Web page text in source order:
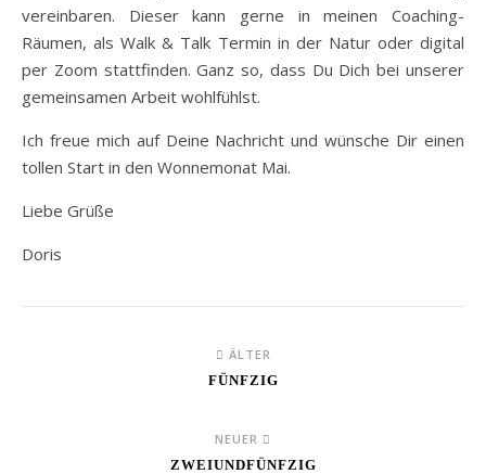
vereinbaren. Dieser kann gerne in meinen Coaching-
Räumen, als Walk & Talk Termin in der Natur oder digital
per Zoom stattfinden. Ganz so, dass Du Dich bei unserer
gemeinsamen Arbeit wohlfühlst.
Ich freue mich auf Deine Nachricht und wünsche Dir einen
tollen Start in den Wonnemonat Mai.
Liebe Grüße
Doris
ÄLTER
FÜNFZIG
NEUER
ZWEIUNDFÜNFZIG